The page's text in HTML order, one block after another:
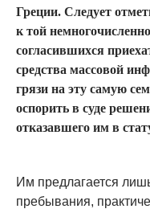
Греции. Следует
к той
согласившихся
средства массовой
грязи на эту самую
оспорить в суде
отказавшего им в
Им предлагается
пребывания,